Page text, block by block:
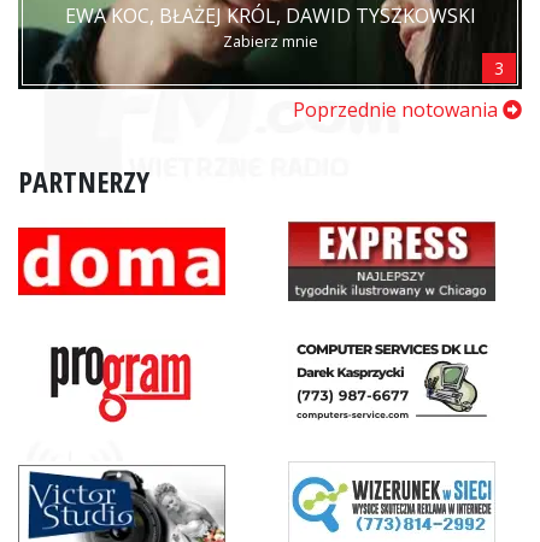
EWA KOC, BŁAŻEJ KRÓL, DAWID TYSZKOWSKI
Zabierz mnie
3
Poprzednie notowania
PARTNERZY